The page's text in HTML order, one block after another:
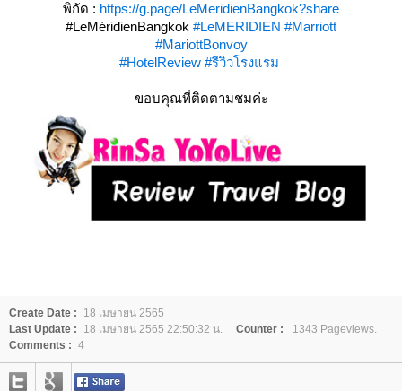
พิกัด : https://g.page/LeMeridienBangkok?share
#LeMéridienBangkok #LeMERIDIEN #Marriott
#MariottBonvoy
#HotelReview #รีวิวโรงแรม
ขอบคุณที่ติดตามชมค่ะ
Create Date :
18 เมษายน 2565
Last Update :
18 เมษายน 2565 22:50:32 น. Counter :
1343 Pageviews.
Comments : 4